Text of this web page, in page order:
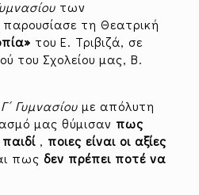
των
τη Θεατρική
του Ε. Τριβιζά, σε
του Σχολείου μας, Β.
Γ΄ Γυμνασίου με απόλυτη
μας θύμισαν πως
, ποιες είναι οι αξίες
πως δεν πρέπει ποτέ να